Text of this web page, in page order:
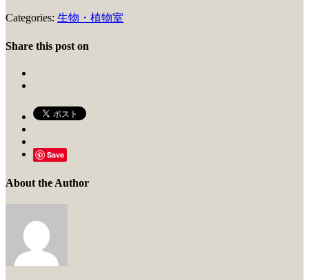
Categories: 生物・植物室
Share this post on
Save
About the Author